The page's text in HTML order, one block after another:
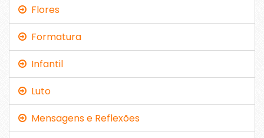
Flores
Formatura
Infantil
Luto
Mensagens e Reflexões